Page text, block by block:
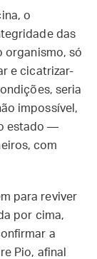
o
das
organismo, só
e cicatrizar-
seria
impossível,
estado —
com
para reviver
por cima,
a
Pio, afinal